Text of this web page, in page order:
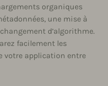
organiques
une mise à
d’algorithme.
facilement les
votre application entre